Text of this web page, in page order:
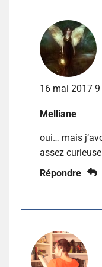
16 mai 2017
Melliane
oui… mais
assez
Répondre